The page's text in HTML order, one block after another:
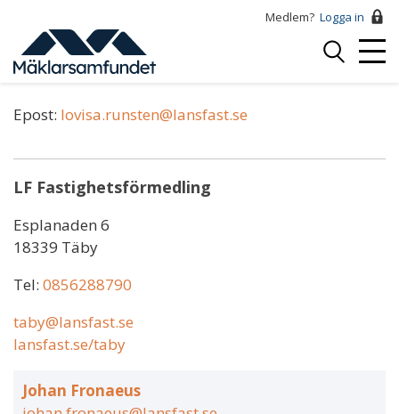
huvudinnehåll
Medlem? Logga in
Logga
Lovisa Runsten
Epost: lovisa.runsten@lansfast.se
LF Fastighetsförmedling
Esplanaden 6
18339 Täby
Tel: 0856288790
taby@lansfast.se
lansfast.se/taby
Johan Fronaeus